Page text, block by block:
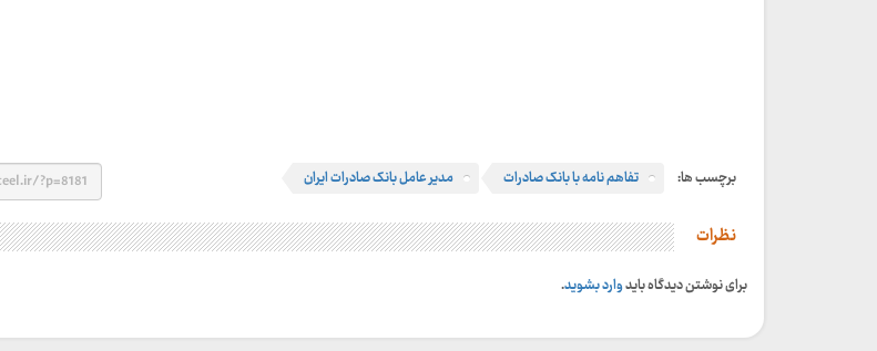
برچسب ها: تفاهم نامه با بانک صادرات مدیر عامل بانک صادرات ایران
نظرات
برای نوشتن دیدگاه بایدوارد بشوید.